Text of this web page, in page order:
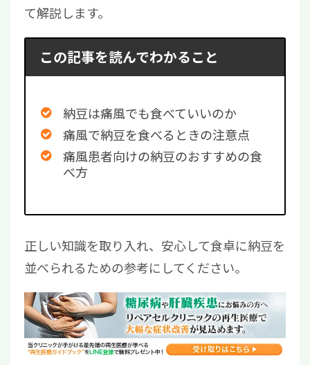
て解説します。
この記事を読んでわかること
納豆は痛風でも食べていいのか
痛風で納豆を食べるときの注意点
痛風患者向けの納豆のおすすめの食
べ方
正しい知識を取り入れ、安心して食卓に納豆を
並べられるための参考にしてください。